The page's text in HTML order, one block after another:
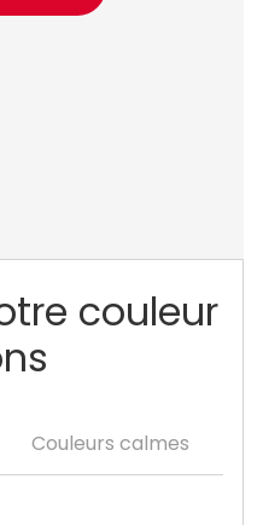
couleur
Couleurs calmes